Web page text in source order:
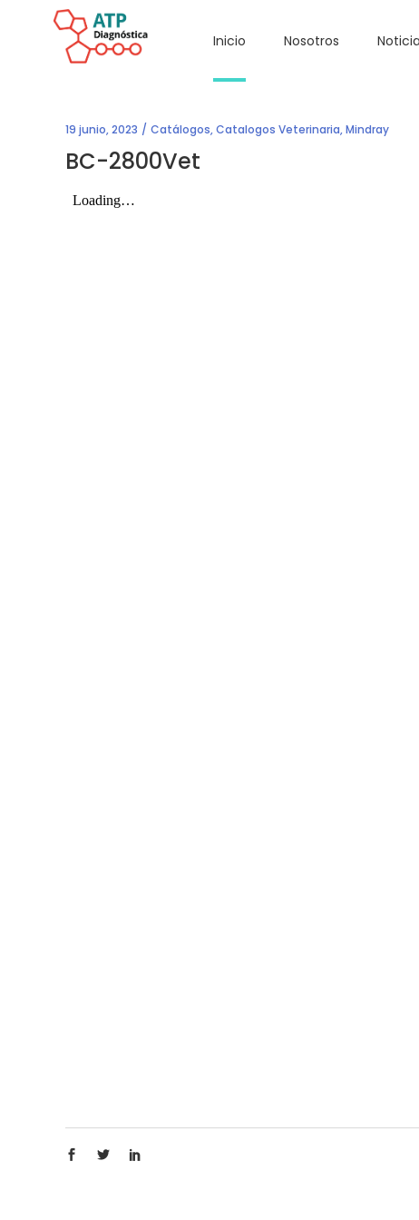
Inicio Nosotros
19 junio, 2023 Catálogos,Catalogos Veterinaria,Mindray
BC-2800Vet